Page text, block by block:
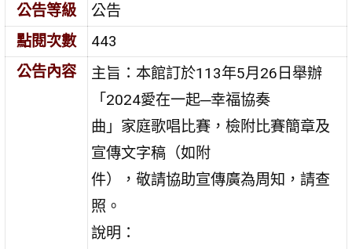
公告等級
公告
點閱次數
443
公告內容
主旨：本館訂於113年5月26日舉辦
「2024愛在一起─幸福協奏
曲」家庭歌唱比賽，檢附比賽簡章及
宣傳文字稿（如附
件），敬請協助宣傳廣為周知，請查
照。
說明：